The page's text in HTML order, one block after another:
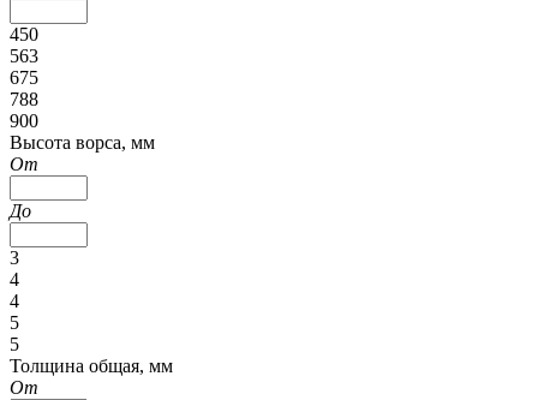
450
563
675
788
900
Высота ворса, мм
От
До
3
4
4
5
5
Толщина общая, мм
От